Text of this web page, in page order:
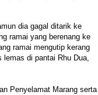
dia gagal ditarik ke
ramai yang berenang ke
ramai mengutip kerang
lemas di pantai Rhu Dua,
Penyelamat Marang serta